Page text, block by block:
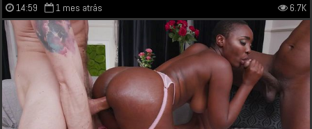
14:59 1 mes atrás 6.7K